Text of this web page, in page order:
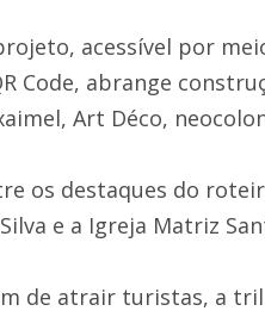
acessível por
Code, abrange
Art Déco,
os destaques do
e a Igreja Matriz
de atrair turistas, a